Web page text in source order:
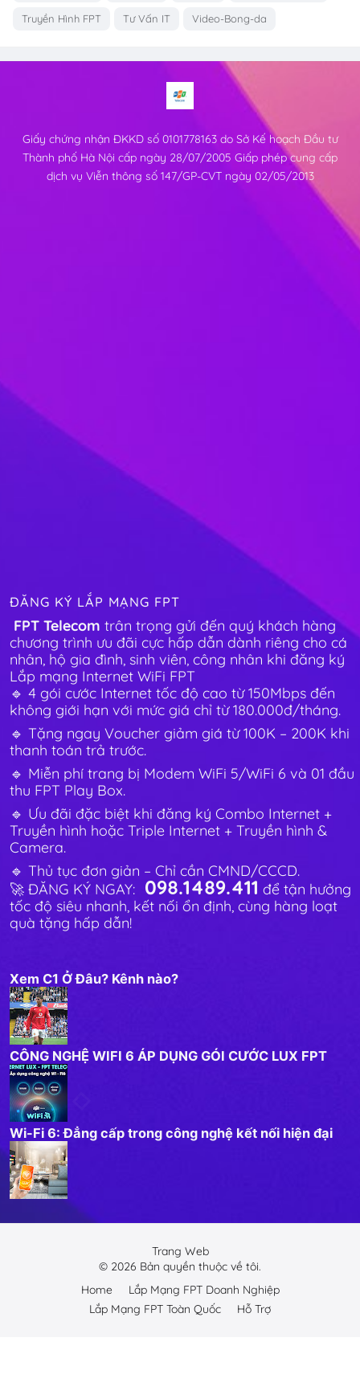
Truyền Hình FPT Tư Vấn IT Video-Bong-da
Giấy chứng nhận ĐKKD số 0101778163 do Sở Kế hoạch Đầu tư
Thành phố Hà Nội cấp ngày 28/07/2005 Giấp phép cung cấp
dịch vụ Viễn thông số 147/GP-CVT ngày 02/05/2013
ĐĂNG KÝ LẮP MẠNG FPT
FPT Telecom trân trọng gửi đến quý khách hàng
chương trình ưu đãi cực hấp dẫn dành riêng cho cá
nhân, hộ gia đình, sinh viên, công nhân khi đăng ký
Lắp mạng Internet WiFi FPT
🔹 4 gói cước Internet tốc độ cao từ 150Mbps đến
không giới hạn với mức giá chỉ từ 180.000đ/tháng.
🔹 Tặng ngay Voucher giảm giá từ 100K – 200K khi
thanh toán trả trước.
🔹 Miễn phí trang bị Modem WiFi 5/WiFi 6 và 01 đầu
thu FPT Play Box.
🔹 Ưu đãi đặc biệt khi đăng ký Combo Internet +
Truyền hình hoặc Triple Internet + Truyền hình &
Camera.
🔹 Thủ tục đơn giản – Chỉ cần CMND/CCCD.
🚀 ĐĂNG KÝ NGAY: 098.1489.411 để tận hưởng
tốc độ siêu nhanh, kết nối ổn định, cùng hàng loạt
quà tặng hấp dẫn!
Xem C1 Ở Đâu? Kênh nào?
CÔNG NGHỆ WIFI 6 ÁP DỤNG GÓI CƯỚC LUX FPT
Wi-Fi 6: Đẳng cấp trong công nghệ kết nối hiện đại
Trang Web
© 2026 Bản quyền thuộc về tôi.
Home
Lắp Mạng FPT Doanh Nghiệp
Lắp Mạng FPT Toàn Quốc
Hỗ Trợ